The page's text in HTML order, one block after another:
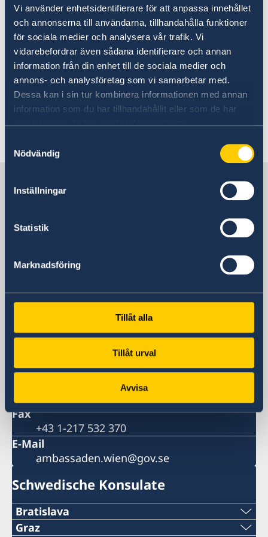
Vi använder enhetsidentifierare för att anpassa innehållet
och annonserna till användarna, tillhandahålla funktioner
för sociala medier och analysera vår trafik. Vi
vidarebefordrar även sådana identifierare och annan
information från din enhet till de sociala medier och
annons- och analysföretag som vi samarbetar med.
Dessa kan i sin tur kombinera informationen med annan
information som du har tillhandahållit eller som de har
samlat in när du har använt deras tjänster.
Nödvändig
Inställningar
Statistik
Marknadsföring
Tillåt alla
Tillåt urval
Avvisa
Schwedische Schule/Svenska Skolan
Schwedische Vorschule/Förskolan
Skandinavistik an der Uni Wien
Svenskar i Världen
SWEA
Verband Österreich Nordische Länder
Schweden in Österreich
Schwedische Botschaft
Liechtensteinstrasse 51
Österreich
Postanschrift
Schwedische Botschaft
Liechtensteinstrasse 51
Österreich
Fax
+43 1-217 532 370
E-Mail
ambassaden.wien@gov.se
Schwedische Konsulate
Bratislava
Telefon:
Graz